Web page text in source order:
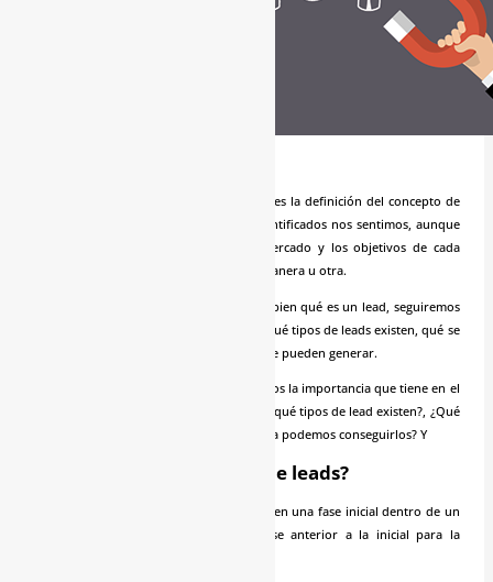
Tal y como estábamos comentando, esta es la definición del concepto de
lead más completa, y con la que más identificados nos sentimos, aunque
bien es cierto, que dependiendo del mercado y los objetivos de cada
organización, el lead se definirá de una manera u otra.
Si tras esta breve introducción, ya sabes bien qué es un lead, seguiremos
aportando información para que sepáis qué tipos de leads existen, qué se
pueden hacer con ellos y de qué formas se pueden generar.
Bien, ya sabemos que es un lead y sabemos la importancia que tiene en el
mundo de la empresa. ¿Te gustaría saber qué tipos de lead existen?, ¿Qué
podemos hacer con ellos? y ¿de qué forma podemos conseguirlos? Y
¿Existen diferentes tipos de leads?
Un “posible” lead es un usuario que está en una fase inicial dentro de un
ciclo de compra normal. Existe una fase anterior a la inicial para la